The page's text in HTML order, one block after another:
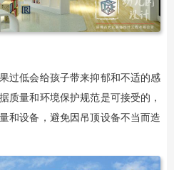
过低会给孩子带来抑郁和不适的感
质量和环境保护规范是可接受的，
和设备，避免因吊顶设备不当而造